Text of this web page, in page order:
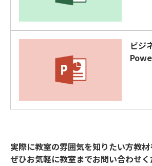
ビジ
実際に教室の雰囲気を知りたい方教材
ぜひお気軽に教室までお問い合わせく